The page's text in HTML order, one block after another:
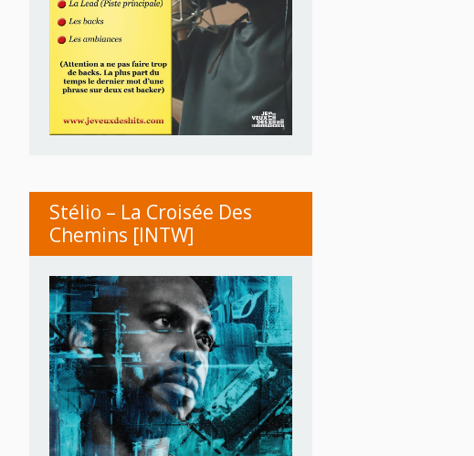
Stélio – La Croisée Des
Chemins [INTW]